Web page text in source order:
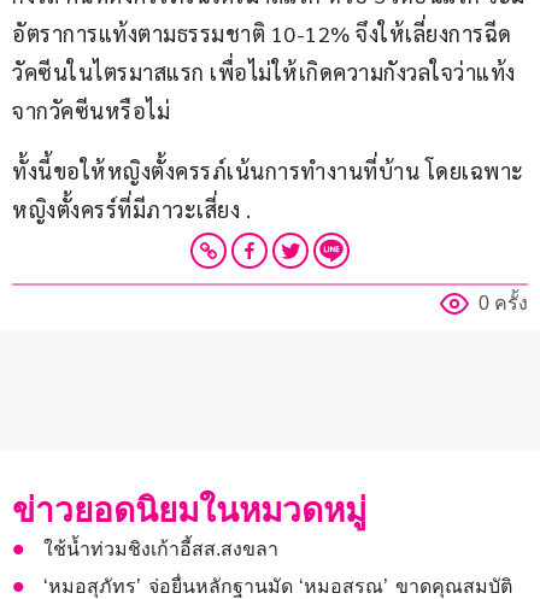
อัตราการแท้งตามธรรมชาติ 10-12% จึงให้เลี่ยงการฉีด
วัคซีนในไตรมาสแรก เพื่อไม่ให้เกิดความกังวลใจว่าแท้ง
จากวัคซีนหรือไม่
ทั้งนี้ขอให้หญิงตั้งครรภ์เน้นการทำงานที่บ้าน โดยเฉพาะ
หญิงตั้งครร์ที่มีภาวะเสี่ยง .
0 ครั้ง
ข่าวยอดนิยมในหมวดหมู่
ใช้น้ำท่วมชิงเก้าอี้สส.สงขลา
‘หมอสุภัทร’ จ่อยื่นหลักฐานมัด ‘หมอสรณ’ ขาดคุณสมบัติ